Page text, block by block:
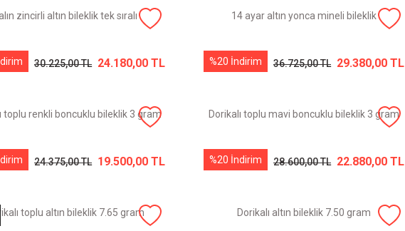
zincirli altın bileklik tek sıralı
30.225,00 TL 24.180,00 TL
14 ayar altın yonca mineli bileklik
%20 İndirim 36.725,00 TL 29.380,00 TL
toplu renkli boncuklu bileklik 3 gram
24.375,00 TL 19.500,00 TL
Dorikalı toplu mavi boncuklu bileklik 3 gram
%20 İndirim 28.600,00 TL 22.880,00 TL
toplu altın bileklik 7.65 gram Dorikalı altın bileklik 7.50 gram